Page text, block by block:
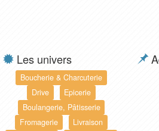
Les univers
Boucherie & Charcuterie
Drive
Epicerie
Boulangerie, Pâtisserie
Fromagerie
Livraison